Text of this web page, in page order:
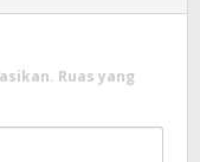
Ruas yang